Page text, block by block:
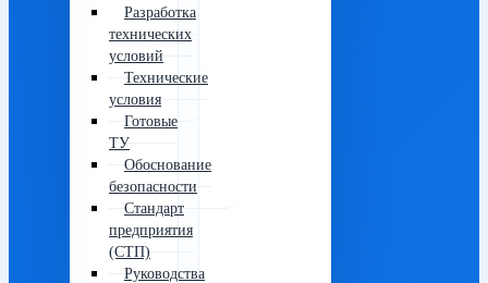
Разработка
технических
условий
Технические
условия
Готовые
ТУ
Обоснование
безопасности
Стандарт
предприятия
(СТП)
Руководства